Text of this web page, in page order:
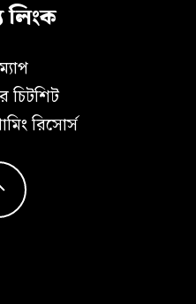
লিংক
চিটশিট
রিসোর্স